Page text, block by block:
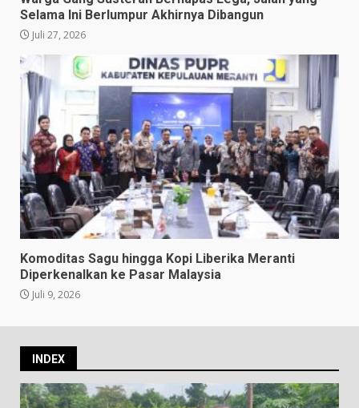
Selama Ini Berlumpur Akhirnya Dibangun
Juli 27, 2026
Komoditas Sagu hingga Kopi Liberika Meranti
Diperkenalkan ke Pasar Malaysia
Juli 9, 2026
INDEX